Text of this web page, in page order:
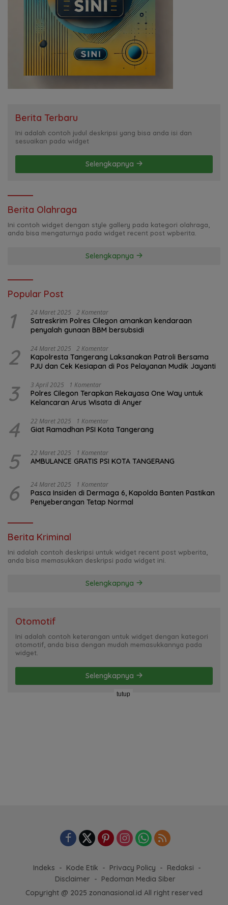
Berita Terbaru
Ini adalah contoh judul deskripsi yang bisa anda isi dan
sesuaikan pada widget
Selengkapnya
Berita Olahraga
Ini contoh widget dengan style gallery pada kategori olahraga,
anda bisa mengaturnya pada widget recent post wpberita.
Selengkapnya
Popular Post
1 24 Maret 2025 2 Komentar
Satreskrim Polres Cilegon amankan kendaraan
penyalah gunaan BBM bersubsidi
2 24 Maret 2025 2 Komentar
Kapolresta Tangerang Laksanakan Patroli Bersama
PJU dan Cek Kesiapan di Pos Pelayanan Mudik Jayanti
3 3 April 2025 1 Komentar
Polres Cilegon Terapkan Rekayasa One Way untuk
Kelancaran Arus Wisata di Anyer
4 22 Maret 2025 1 Komentar
Giat Ramadhan PSI Kota Tangerang
5 22 Maret 2025 1 Komentar
AMBULANCE GRATIS PSI KOTA TANGERANG
6 24 Maret 2025 1 Komentar
Pasca Insiden di Dermaga 6, Kapolda Banten Pastikan
Penyeberangan Tetap Normal
Berita Kriminal
Ini adalah contoh deskripsi untuk widget recent post wpberita,
anda bisa memasukkan deskripsi pada widget ini.
Selengkapnya
Otomotif
Ini adalah contoh keterangan untuk widget dengan kategori
otomotif, anda bisa dengan mudah memasukkannya pada
widget.
Selengkapnya
Indeks Kode Etik Privacy Policy
Redaksi
Disclaimer
Pedoman Media Siber
Copyright @ 2025 zonanasional.id All right reserved
tutup